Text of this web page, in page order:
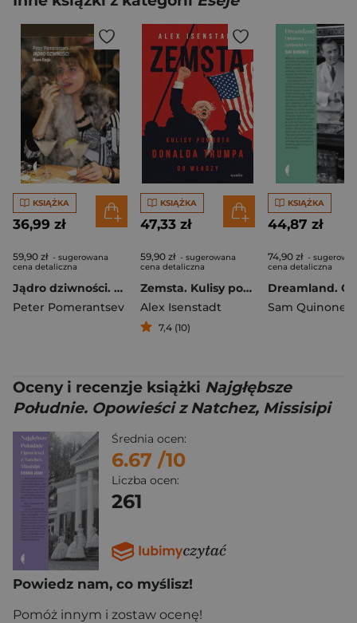
KSIĄŻKA
36,99 zł
59,90 zł - sugerowana
cena detaliczna
Jądro dziwności. Nowa Rosja wyd. 3
Peter Pomerantsev
KSIĄŻKA
47,33 zł
59,90 zł - sugerowana
cena detaliczna
Zemsta. Kulisy powrotu Donalda Trumpa do władzy
Alex Isenstadt
7,4 (10)
KSIĄŻKA
44,87 zł
74,90 zł -
cena detaliczna
Sam Quinones
Oceny i recenzje książki Najgłębsze
Południe. Opowieści z Natchez, Missisipi
Średnia ocen:
6.67 /10
Liczba ocen:
261
Powiedz nam, co myślisz!
Pomóż innym i zostaw ocenę!